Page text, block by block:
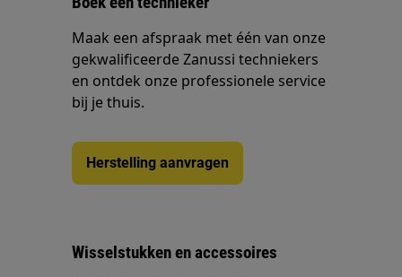
Maak een afspraak met één van onze
gekwalificeerde Zanussi techniekers
en ontdek onze professionele service
bij je thuis.
Herstelling aanvragen
Wisselstukken en accessoires